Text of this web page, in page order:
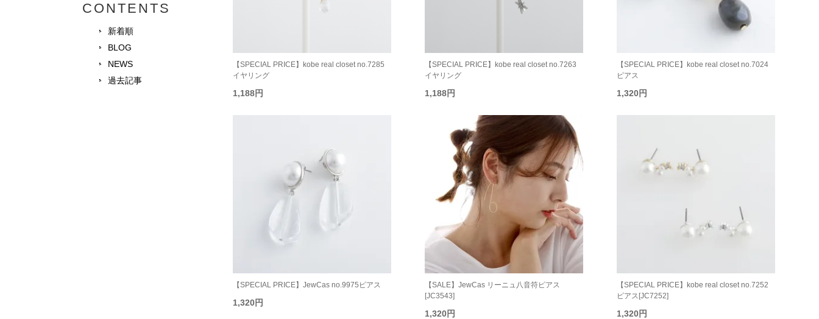
【SPECIAL PRICE】kobe real closet no.7285
イヤリング
1,188円
【SPECIAL PRICE】kobe real closet no.7263
イヤリング
1,188円
【SPECIAL PRICE】kobe real closet no.7024
ピアス
1,320円
【SPECIAL PRICE】JewCas no.9975ピアス
1,320円
【SALE】JewCas リーニュ八音符ピアス
[JC3543]
1,320円
【SPECIAL PRICE】kobe real closet no.7252
ピアス[JC7252]
1,320円
CONTENTS
新着順
BLOG
NEWS
過去記事